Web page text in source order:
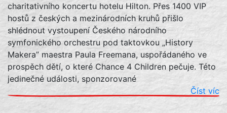
charitativního koncertu hotelu Hilton. Přes 1400 VIP
hostů z českých a mezinárodních kruhů přišlo
shlédnout vystoupení Českého národního
symfonického orchestru pod taktovkou „History
Makera” maestra Paula Freemana, uspořádaného ve
prospěch dětí, o které Chance 4 Children pečuje. Této
jedinečné události, sponzorované
Číst víc